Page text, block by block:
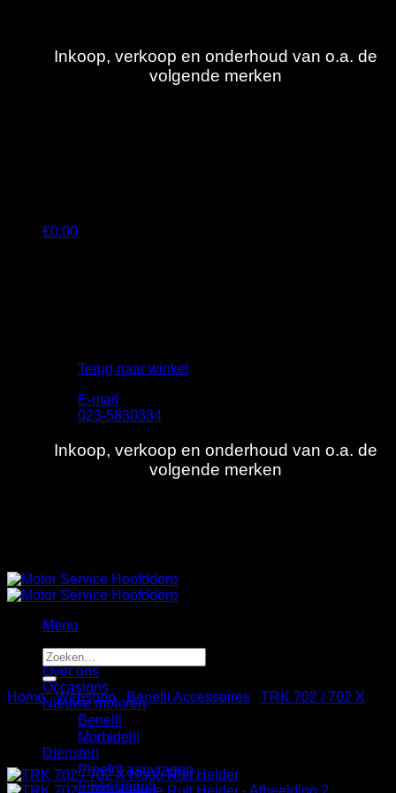
Inkoop, verkoop en onderhoud van o.a. de
volgende merken
€0,00
Terug naar winkel
E-mail
023-5830334
Inkoop, verkoop en onderhoud van o.a. de
volgende merken
Menu
Home
Over ons
Occasions
Nieuwe motoren
Benelli
Morbidelli
Diensten
Proefrit aanvragen
Financiering
Zoeken
naar:
Home / Webshop / Benelli Accessoires TRK 702 / 702 X